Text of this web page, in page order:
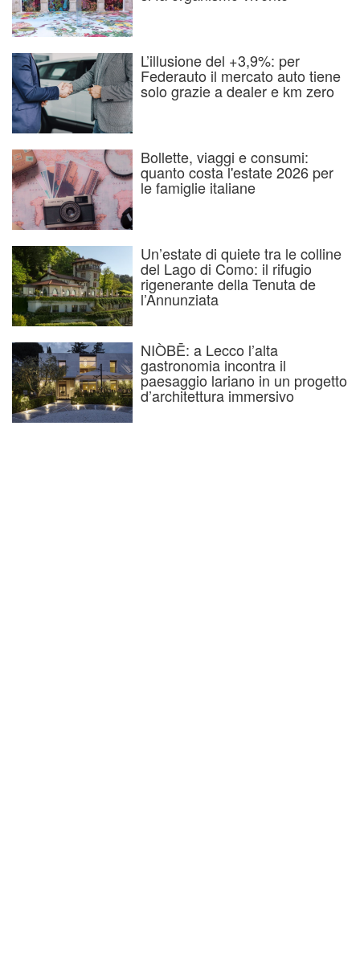
L’illusione del +3,9%: per
Federauto il mercato auto tiene
solo grazie a dealer e km zero
Bollette, viaggi e consumi:
quanto costa l'estate 2026 per
le famiglie italiane
Un’estate di quiete tra le colline
del Lago di Como: il rifugio
rigenerante della Tenuta de
l’Annunziata
NIÒBĒ: a Lecco l’alta
gastronomia incontra il
paesaggio lariano in un progetto
d’architettura immersivo